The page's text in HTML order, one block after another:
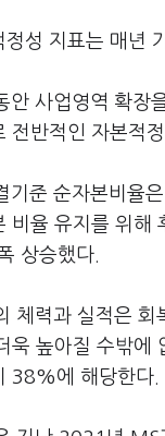
성 지표는 매년
안 사업영역 확장
전반적인 자본적
기준 순자본비
비율 유지를 위
상승했다.
체력과 실적은
욱 높아질 수밖에
38%에 해당한다.